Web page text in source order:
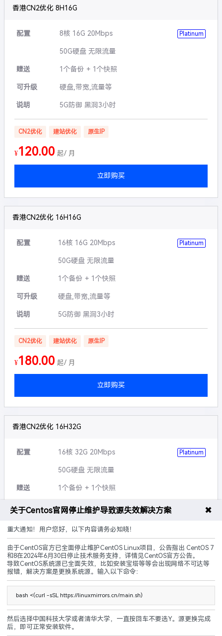
香港CN2优化 8H16G
配置 8核 16G 20Mbps Platinum
50G硬盘 无限流量
赠送 1个备份 + 1个快照
可升级 硬盘,带宽,流量等
说明 5G防御 黑洞3小时
CN2优化 建站优化 原生IP
¥120.00 起/ 月
立即购买
香港CN2优化 16H16G
配置 16核 16G 20Mbps Platinum
50G硬盘 无限流量
赠送 1个备份 + 1个快照
可升级 硬盘,带宽,流量等
说明 5G防御 黑洞3小时
CN2优化 建站优化 原生IP
¥180.00 起/ 月
立即购买
香港CN2优化 16H32G
配置 16核 32G 20Mbps Platinum
50G硬盘 无限流量
赠送 1个备份 + 1个快照
可升级 硬盘,带宽,流量等
说明 5G防御 黑洞3小时
CN2优化 建站优化 原生IP
¥240.00 起/ 月
立即购买
关于Centos官网停止维护导致源失效解决方案 ✖
重大通知！用户您好，以下内容请务必知晓！
由于CentOS官方已全面停止维护CentOS Linux项目，公告指出 CentOS 7
和8在2024年6月30日停止技术服务支持，详情见CentOS官方公告。
导致CentOS系统源已全面失效，比如安装宝塔等等会出现网络不可达等
报错，解决方案是更换系统源。输入以下命令：
bash <(curl -sSL https://linuxmirrors.cn/main.sh)
然后选择中国科技大学或者清华大学，一直按回车不要选Y。源更换完成
后，即可正常安装软件。